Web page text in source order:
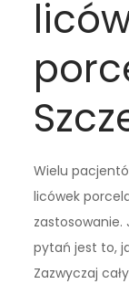
Wielu
licówek
pytań jest to,
Zazwyczaj